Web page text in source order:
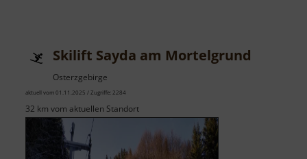
Nassau
Skilift Sayda am Mortelgrund
Osterzgebirge
aktuell vom 01.11.2025 / Zugriffe: 2284
32 km vom aktuellen Standort